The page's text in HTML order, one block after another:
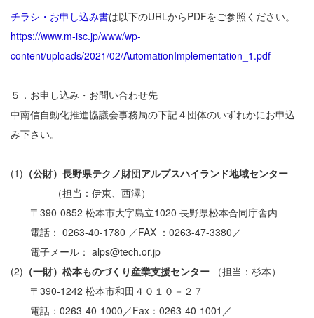
チラシ・お申し込み書は以下のURLからPDFをご参照ください。
https://www.m-isc.jp/www/wp-
content/uploads/2021/02/AutomationImplementation_1.pdf
５．お申し込み・お問い合わせ先
中南信自動化推進協議会事務局の下記４団体のいずれかにお申込
み下さい。
(1) （公財）長野県テクノ財団アルプスハイランド地域センター
（担当：伊東、西澤）
〒390-0852 松本市大字島立1020 長野県松本合同庁舎内
電話： 0263-40-1780 ／FAX ：0263-47-3380／
電子メール： alps@tech.or.jp
(2) （一財）松本ものづくり産業支援センター
（担当：杉本）
〒390-1242 松本市和田４０１０－２７
電話：0263-40-1000／Fax：0263-40-1001／